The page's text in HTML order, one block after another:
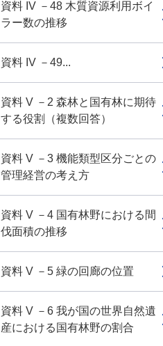
資料 IV －48 木質資源利用ボイ
ラー数の推移
資料 IV －49...
資料 V －2 森林と国有林に期待
する役割（複数回答）
資料 V －3 機能類型区分ごとの
管理経営の考え方
資料 V －4 国有林野における間
伐面積の推移
資料 V －5 緑の回廊の位置
資料 V －6 我が国の世界自然遺
産における国有林野の割合